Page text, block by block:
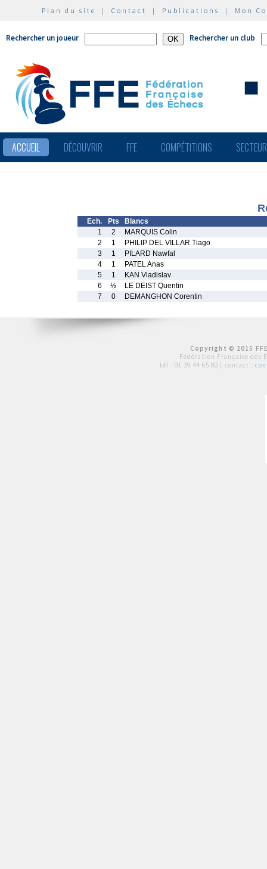
Plan du site | Contact | Publications | Mon
Rechercher un joueur Rechercher un club
ACCUEIL DÉCOUVRIR FFE COMPÉTITIONS
Ech. Pts
Blancs
1
2
MARQUIS Colin
2
1
PHILIP DEL VILLAR Tiago
3
1
PILARD Nawfal
4
1
PATEL Anas
5
1
KAN Vladislav
6
½
LE DEIST Quentin
7
0 DEMANGHON Corentin
Copyright © 2015
Fédération Française des
tél : 01 39 44 65 80 | contact :